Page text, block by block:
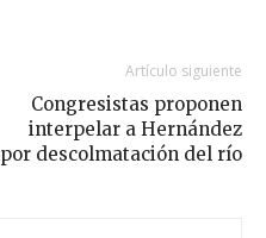
Artículo siguiente
Congresistas proponen
interpelar a Hernández
por descolmatación del río